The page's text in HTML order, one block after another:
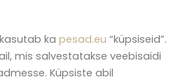
ka pesad.eu “küpsiseid”.
mis salvestatakse veebisaidi
Küpsiste abil